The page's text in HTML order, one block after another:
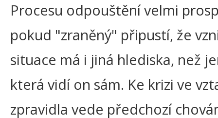
Procesu odpouštění velmi
pokud "zraněný" připustí, že
situace má i jiná hlediska, než
která vidí on sám. Ke krizi ve
zpravidla vede předchozí